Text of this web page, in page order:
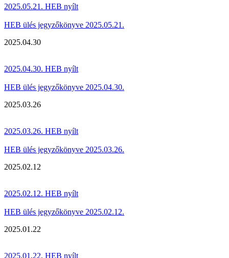
2025.05.21. HEB nyílt
HEB ülés jegyzőkönyve 2025.05.21.
2025.04.30
2025.04.30. HEB nyílt
HEB ülés jegyzőkönyve 2025.04.30.
2025.03.26
2025.03.26. HEB nyílt
HEB ülés jegyzőkönyve 2025.03.26.
2025.02.12
2025.02.12. HEB nyílt
HEB ülés jegyzőkönyve 2025.02.12.
2025.01.22
2025.01.22. HEB nyílt